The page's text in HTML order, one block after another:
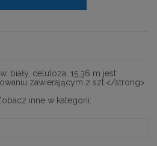
biały, celuloza, 15,36 m jest
zawierającym 2 szt.</strong>
inne w kategorii: